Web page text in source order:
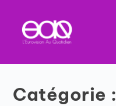
Catégorie :